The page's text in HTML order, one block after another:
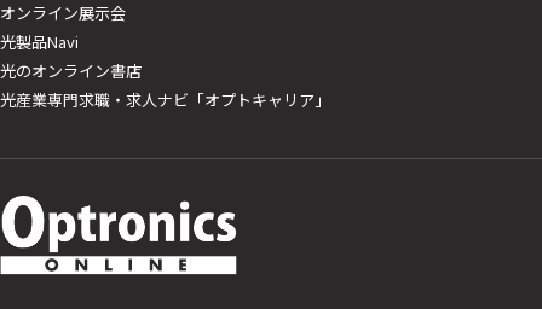
オンライン展示会
光製品Navi
光のオンライン書店
光産業専門求職・求人ナビ「オプトキャリア」